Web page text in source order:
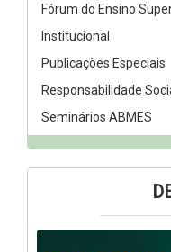
Fórum do Ensino
Institucional
Publicações Especiais
Responsabilidade
Seminários ABMES